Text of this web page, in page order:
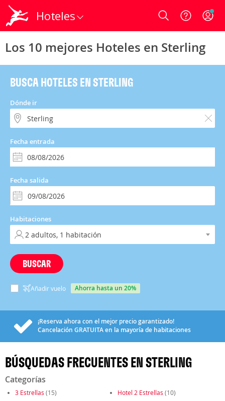
Hoteles Login
Los 10 mejores Hoteles en Sterling
BUSCA HOTELES EN STERLING
Dónde ir
Fecha entrada
Fecha salida
Habitaciones
BUSCAR
Añadir vuelo ahorra hasta un 20%
¡Reserva ahora con el mejor precio garantizado!
Cancelación GRATUITAen la mayoría de habitaciones
BÚSQUEDAS FRECUENTES EN STERLING
Categorías
3 Estrellas (15) Hotel 2 Estrellas (10)